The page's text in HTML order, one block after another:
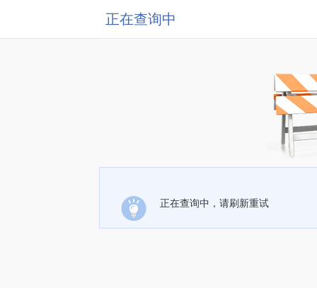
正在查询中
正在查询中，请刷新重试